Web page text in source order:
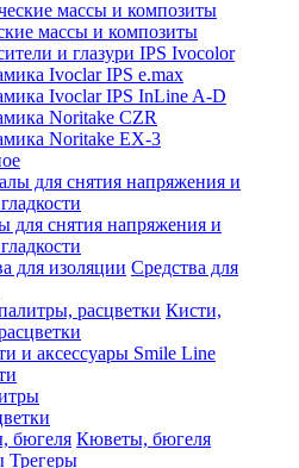
массы и композиты
и глазури IPS Ivocolor
Ivoclar IPS e.max
Ivoclar IPS InLine A-D
Noritake CZR
Noritake EX-3
для снятия напряжения и
Средства для
Кисти,
и аксессуары Smile Line
Кюветы, бюгеля
Трегеры